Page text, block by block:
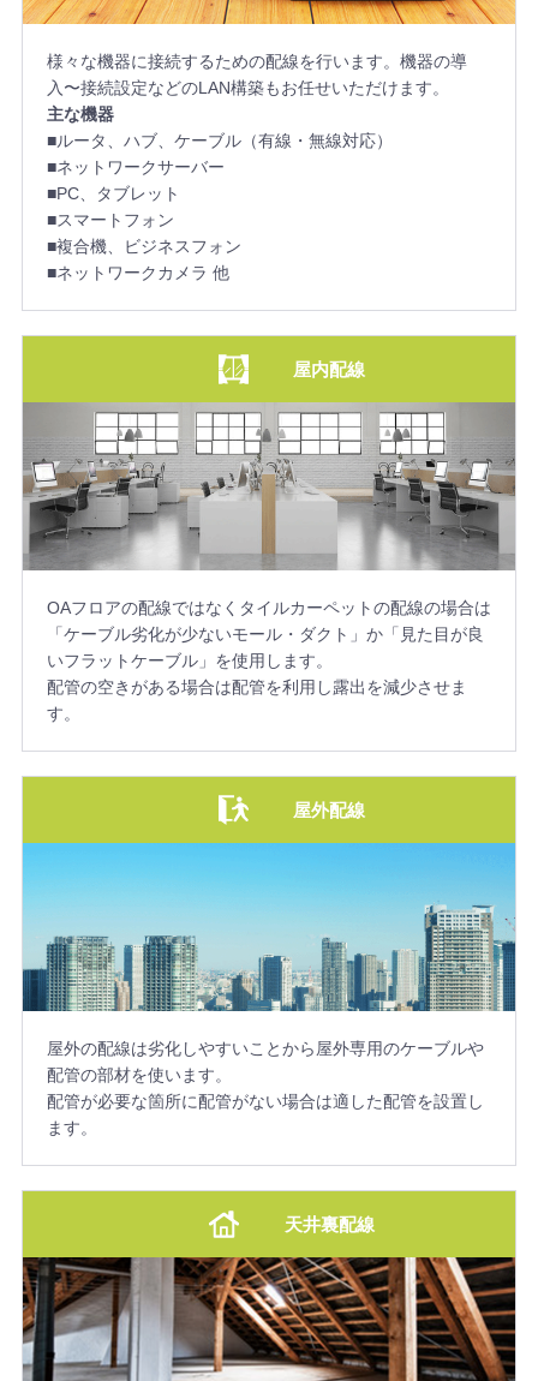
様々な機器に接続するための配線を行います。機器の導
入〜接続設定などのLAN構築もお任せいただけます。
主な機器
■ルータ、ハブ、ケーブル（有線・無線対応）
■ネットワークサーバー
■PC、タブレット
■スマートフォン
■複合機、ビジネスフォン
■ネットワークカメラ 他
屋内配線
OAフロアの配線ではなくタイルカーペットの配線の場合は
「ケーブル劣化が少ないモール・ダクト」か「見た目が良
いフラットケーブル」を使用します。
配管の空きがある場合は配管を利用し露出を減少させま
す。
屋外配線
屋外の配線は劣化しやすいことから屋外専用のケーブルや
配管の部材を使います。
配管が必要な箇所に配管がない場合は適した配管を設置し
ます。
天井裏配線